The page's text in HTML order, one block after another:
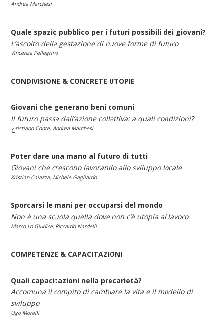
Andrea Marchesi
Quale spazio pubblico per i futuri possibili dei giovani?
L’ascolto della gestazione di nuove forme di futuro
Vincenza Pellegrino
CONDIVISIONE & CONCRETE UTOPIE
Giovani che generano beni comuni
Il futuro passa dall’azione collettiva: a quali condizioni?
Cristiano Conte, Andrea Marchesi
Poter dare una mano al futuro di tutti
Giovani che crescono lavorando allo sviluppo locale
Kristian Caiazza, Michele Gagliardo
Sporcarsi le mani per occuparsi del mondo
Non è una scuola quella dove non c’è utopia al lavoro
Marco Lo Giudice, Riccardo Nardelli
COMPETENZE & CAPACITAZIONI
Quali capacitazioni nella precarietà?
Accomuna il compito di cambiare la vita e il modello di
sviluppo
Ugo Morelli